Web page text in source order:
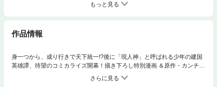
もっと見る
作品情報
身一つから、成り行きで天下統一!?後に「現人神」と呼ばれる少年の建国
英雄譚、待望のコミカライズ開幕！描き下ろし特別漫画 ＆原作・カンチェ
ラーラ先生による書き下ろしSSを収録！【あらすじ】王家が衰退し動乱の
続く異世界。とある寒村で、後にアルスと呼ばれることになる幼児は“土い